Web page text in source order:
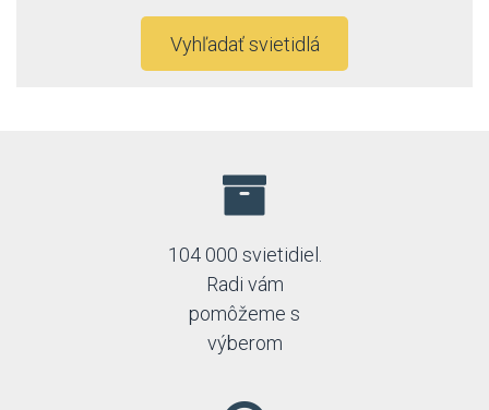
Vyhľadať svietidlá
104 000 svietidiel.
Radi vám
pomôžeme s
výberom